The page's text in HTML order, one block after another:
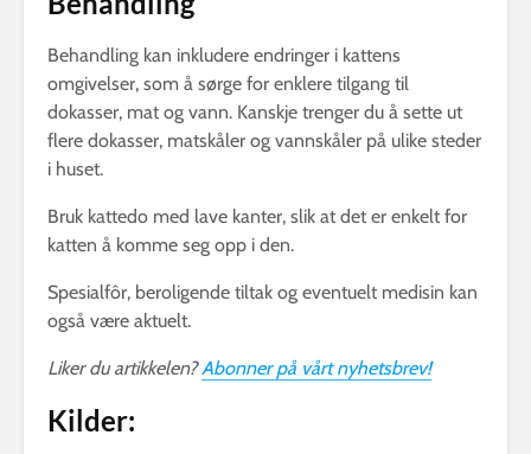
Behandling kan inkludere endringer i kattens
omgivelser, som å sørge for enklere tilgang til
dokasser, mat og vann. Kanskje trenger du å sette ut
flere dokasser, matskåler og vannskåler på ulike steder
i huset.
Bruk kattedo med lave kanter, slik at det er enkelt for
katten å komme seg opp i den.
Spesialfôr, beroligende tiltak og eventuelt medisin kan
også være aktuelt.
Liker du artikkelen?Abonner på vårt nyhetsbrev!
Kilder: